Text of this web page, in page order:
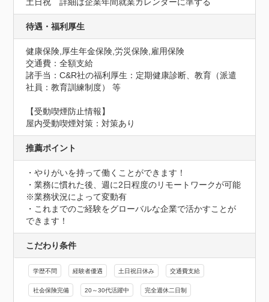
待遇・福利厚生
健康保険,厚生年金保険,労災保険,雇用保険
交通費：全額支給
諸手当：C&R社の福利厚生：定期健康診断、教育（派遣
社員：教育訓練制度） 等
【受動喫煙防止情報】
屋内受動喫煙対策：対策あり
推薦ポイント
・やりがいを持って働くことができます！
・業務に慣れた後、週に2日程度のリモートワークが可能
※業務状況によって変動有
・これまでのご経験をグローバルな企業で活かすことが
できます！
こだわり条件
学歴不問 経験者優遇 土日祝日休み 交通費支給
社会保険完備 20～30代活躍中 完全週休二日制